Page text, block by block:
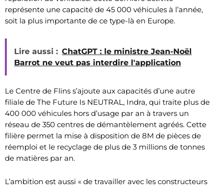
représente une capacité de 45 000 véhicules à l’année,
soit la plus importante de ce type-là en Europe.
Lire aussi : ChatGPT : le ministre Jean-Noël
Barrot ne veut pas interdire l'application
Le Centre de Flins s’ajoute aux capacités d’une autre
filiale de The Future Is NEUTRAL, Indra, qui traite plus de
400 000 véhicules hors d’usage par an à travers un
réseau de 350 centres de démantèlement agréés. Cette
filière permet la mise à disposition de 8M de pièces de
réemploi et le recyclage de plus de 3 millions de tonnes
de matières par an.
L’ambition est aussi « de travailler avec les constructeurs